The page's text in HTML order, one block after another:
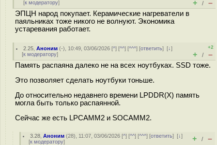
[к модератору] + / –
ЭПЦН народ покупает. Керамические нагреватели в
паяльниках тоже никого не волнуют. Экономика
устаревания работает.
2.25 ,Аноним (-), 10:49, 03/06/2026 [^] [^^] [^^^] [ответить][↓]
[к модератору]
+2
+ / –
Память распаяна далеко не на всех ноутбуках. SSD тоже.
Это позволяет сделать ноутбуки тоньше.
До относительно недавнего времени LPDDR(X) память
могла быть только распаянной.
Сейчас же есть LPCAMM2 и SOCAMM2.
3.28 ,Аноним (28), 11:07, 03/06/2026 [^] [^^] [^^^] [ответить][↓]
[к модератору] + / –